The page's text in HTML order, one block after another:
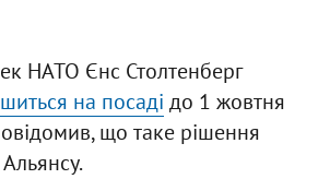
НАТО Єнс Столтенберг
на посаді до 1 жовтня
що таке рішення